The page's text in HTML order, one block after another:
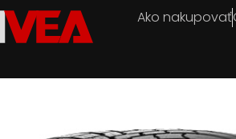
Ako nakupovať